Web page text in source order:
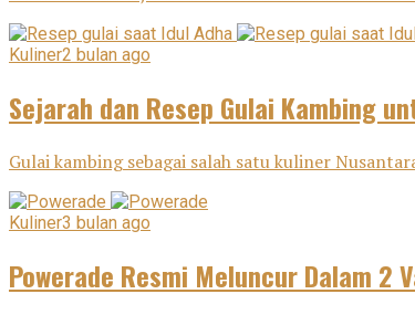
Kuliner2 bulan ago
Sejarah dan Resep Gulai Kambing
Gulai kambing sebagai salah satu kuliner
Kuliner3 bulan ago
Powerade Resmi Meluncur Dalam 2